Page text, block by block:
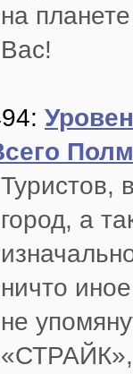
на
Вас!
Туристов,
город, а
ничто
не
«СТРАЙК»,